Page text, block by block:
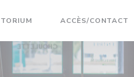
ACCÈS/CONTACT